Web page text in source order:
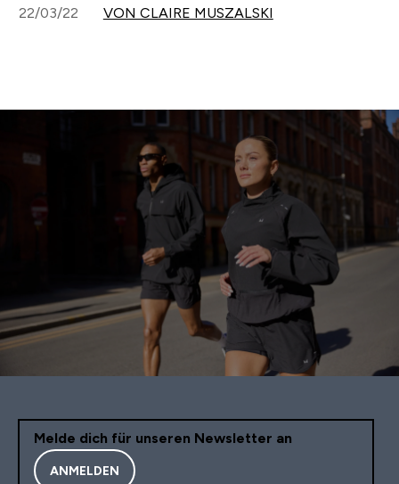
22/03/22 VON CLAIRE MUSZALSKI
Melde dich für unseren Newsletter an
ANMELDEN